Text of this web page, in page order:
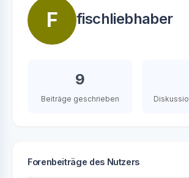
F fischliebhaber
9
Beiträge geschrieben
Forenbeiträge des Nutzers